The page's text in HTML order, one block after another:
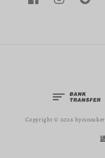
Copyright © 2026